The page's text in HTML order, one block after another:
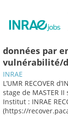
données par
vulnérabilité/
INRAE
L’UMR RECOVER
stage de MASTER II
Institut : INRAE
(https://